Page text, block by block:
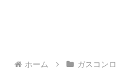
ホーム ガスコンロ